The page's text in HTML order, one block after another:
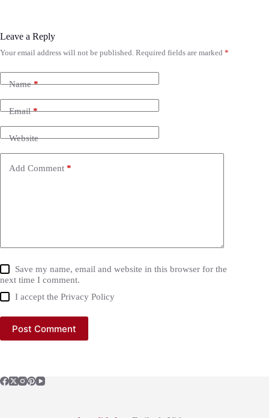
Leave a Reply
Your email address will not be published. Required fields are marked *
Name*
Email*
Website
Add Comment *
Save my name, email and website in this browser for the
next time I comment.
I accept thePrivacy Policy
Post Comment